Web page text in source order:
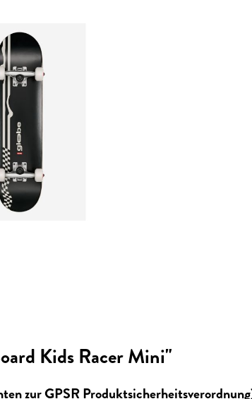
Kids Racer Mini"
zur GPSR